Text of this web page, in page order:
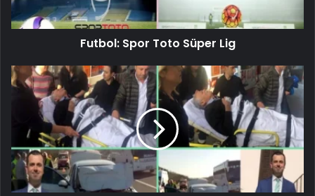
Futbol: Spor Toto Süper Lig